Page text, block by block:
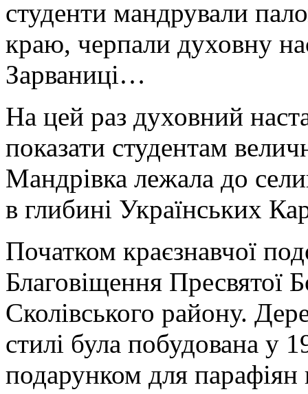
студенти мандрували
краю, черпали духовну
Зарваниці…
На цей раз духовний
показати студентам
Мандрівка лежала до
в глибині Українських
Початком краєзнавчої
Благовіщення Пресвятої
Сколівського району.
стилі була побудована
подарунком для парафіян